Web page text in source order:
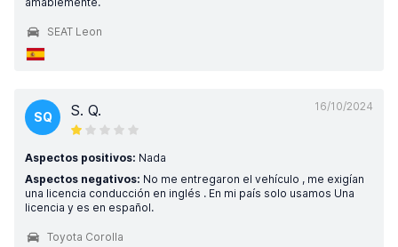
SEAT Leon
16/10/2024
SQ S. Q.
Aspectos positivos: Nada
Aspectos negativos: No me entregaron el vehículo , me exigían
una licencia conducción en inglés . En mi país solo usamos Una
licencia y es en español.
Toyota Corolla